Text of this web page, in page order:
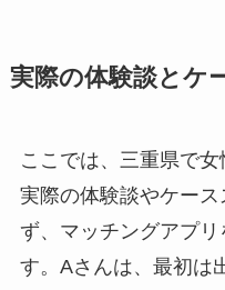
実際の体験談とケ
ここでは、三重県で
実際の体験談やケー
ず、マッチングアプ
す。Aさんは、最初は